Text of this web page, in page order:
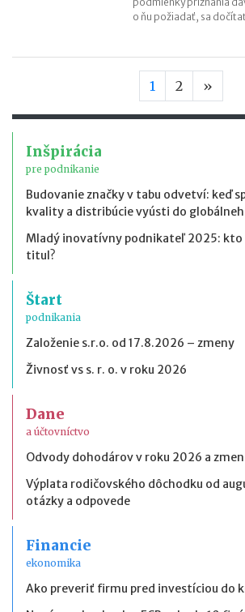
o ňu požiadať, sa
1 2 »
Inšpirácia
pre podnikanie
Budovanie značky v tabu odvetví: keď
kvality a distribúcie vyústi do
Mladý inovatívny podnikateľ 2025: kto
titul?
Štart
podnikania
Založenie s.r.o. od 17.8.2026 – zmeny
Živnosť vs s. r. o. v roku 2026
Dane
a účtovníctvo
Odvody dohodárov v roku 2026 a
Výplata rodičovského dôchodku od
otázky a odpovede
Financie
ekonomika
Ako preveriť firmu pred investíciou do